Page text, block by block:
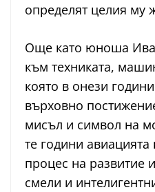
определят целия му
Още като юноша
към техниката,
която в онези
върховно
мисъл и символ на
те години
процес на развитие
смели и